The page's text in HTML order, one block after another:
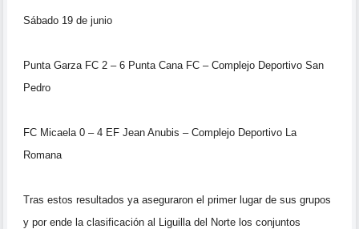
Sábado 19 de junio
Punta Garza FC 2 – 6 Punta Cana FC – Complejo Deportivo San
Pedro
FC Micaela 0 – 4 EF Jean Anubis – Complejo Deportivo La
Romana
Tras estos resultados ya aseguraron el primer lugar de sus grupos
y por ende la clasificación al Liguilla del Norte los conjuntos